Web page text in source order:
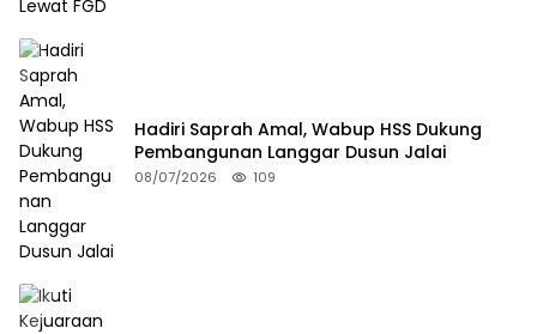
Hadiri Saprah Amal, Wabup HSS Dukung
Pembangunan Langgar Dusun Jalai
08/07/2026 109